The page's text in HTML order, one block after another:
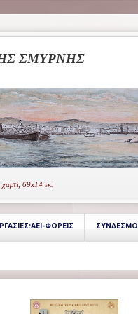
ΣΜΥΡΝΗΣ
69x14 εκ.
ΦΟΡΕΙΣ ΣΥΝΔΕΣΜΟΙ